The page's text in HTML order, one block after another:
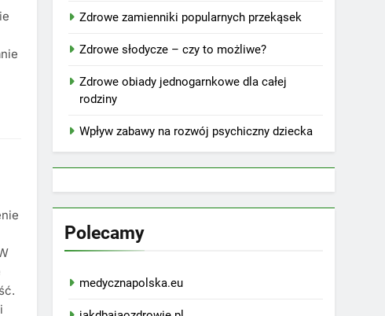
Zdrowe zamienniki popularnych przekąsek
Zdrowe słodycze – czy to możliwe?
Zdrowe obiady jednogarnkowe dla całej
rodziny
Wpływ zabawy na rozwój psychiczny dziecka
Polecamy
medycznapolska.eu